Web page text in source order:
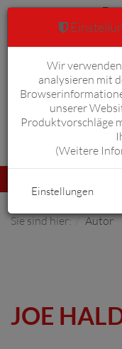
umschalten
Sie sind hier: Autor
JOE
Wir
analysieren mit
unserer
Produktvorschläge
(Weitere
Einstellungen